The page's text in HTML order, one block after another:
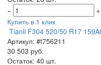
−
+
Купить в 1 клик
Tianli F304 520/50 R17
Артикул: #t756211
30 503 руб.
Остаток: 40 шт.